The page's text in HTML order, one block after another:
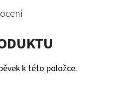
k této položce.